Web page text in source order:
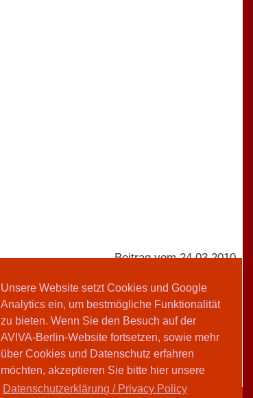
Unsere Website setzt Cookies und Google
Analytics ein, um bestmögliche Funktionalität
zu bieten. Wenn Sie den Besuch auf der
AVIVA-Berlin-Website fortsetzen, sowie mehr
über Cookies und Datenschutz erfahren
möchten, akzeptieren Sie bitte hier unsere
Datenschutzerklärung / Privacy Policy
Beitrag vom 24.03.2010
AVIVA-Redaktion
Teilen